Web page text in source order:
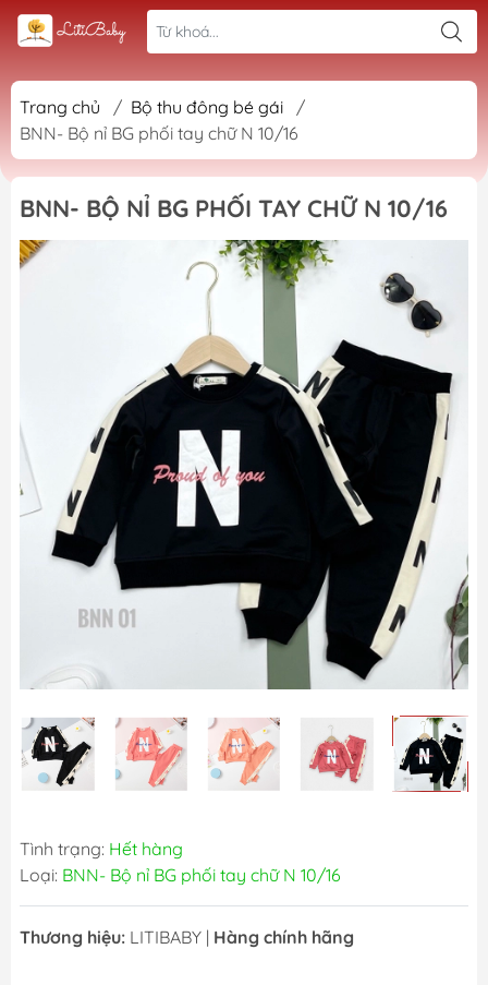
Trang chủ / Bộ thu đông bé gái
/
BNN- Bộ nỉ BG phối tay chữ N 10/16
BNN- BỘ NỈ BG PHỐI TAY CHỮ N 10/16
Tình trạng: Hết hàng
Loại: BNN- Bộ nỉ BG phối tay chữ N 10/16
Thương hiệu: LITIBABY | Hàng chính hãng